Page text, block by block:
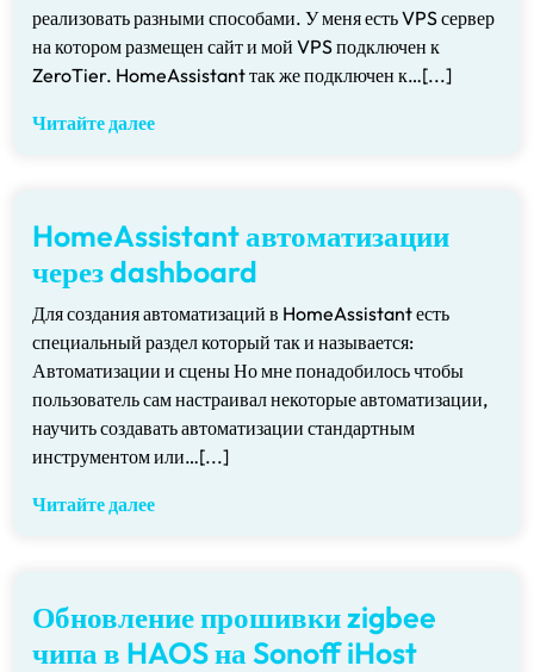
реализовать разными способами. У меня есть VPS сервер
на котором размещен сайт и мой VPS подключен к
ZeroTier. HomeAssistant так же подключен к…[...]
Читайте далее
HomeAssistant автоматизации
через dashboard
Для создания автоматизаций в HomeAssistant есть
специальный раздел который так и называется:
Автоматизации и сцены Но мне понадобилось чтобы
пользователь сам настраивал некоторые автоматизации,
научить создавать автоматизации стандартным
инструментом или…[...]
Читайте далее
Обновление прошивки zigbee
чипа в HAOS на Sonoff iHost